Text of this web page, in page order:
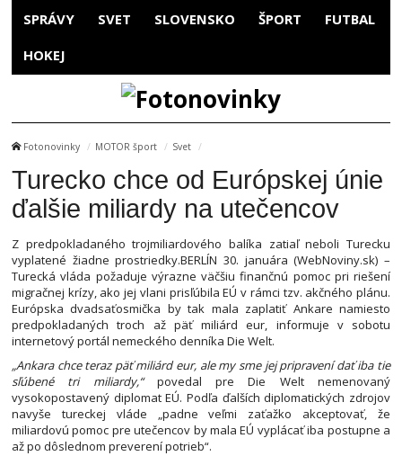
SPRÁVY SVET SLOVENSKO ŠPORT FUTBAL
HOKEJ
Fotonovinky MOTOR šport Svet
Turecko chce od Európskej únie
ďalšie miliardy na utečencov
Z predpokladaného trojmiliardového balíka zatiaľ neboli Turecku
vyplatené žiadne prostriedky.BERLÍN 30. januára (WebNoviny.sk) –
Turecká vláda požaduje výrazne väčšiu finančnú pomoc pri riešení
migračnej krízy, ako jej vlani prisľúbila EÚ v rámci tzv. akčného plánu.
Európska dvadsaťosmička by tak mala zaplatiť Ankare namiesto
predpokladaných troch až päť miliárd eur, informuje v sobotu
internetový portál nemeckého denníka Die Welt.
„Ankara chce teraz päť miliárd eur, ale my sme jej pripravení dať iba tie
sľúbené tri miliardy,“povedal pre Die Welt nemenovaný
vysokopostavený diplomat EÚ. Podľa ďalších diplomatických zdrojov
navyše tureckej vláde „padne veľmi zaťažko akceptovať, že
miliardovú pomoc pre utečencov by mala EÚ vyplácať iba postupne a
až po dôslednom preverení potrieb“.